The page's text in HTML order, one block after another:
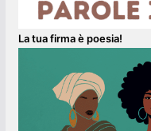
La tua firma è poesia!